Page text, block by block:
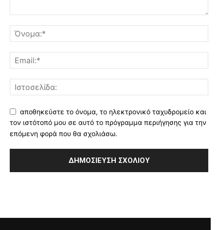
αποθηκεύστε το όνομα, το ηλεκτρονικό ταχυδρομείο και
τον ιστότοπό μου σε αυτό το πρόγραμμα περιήγησης για την
επόμενη φορά που θα σχολιάσω.